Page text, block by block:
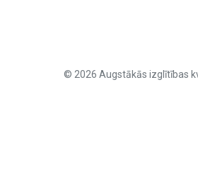
© 2026 Augstākās izglītības